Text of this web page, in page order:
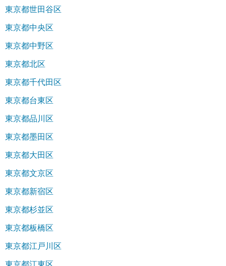
東京都世田谷区
東京都中央区
東京都中野区
東京都北区
東京都千代田区
東京都台東区
東京都品川区
東京都墨田区
東京都大田区
東京都文京区
東京都新宿区
東京都杉並区
東京都板橋区
東京都江戸川区
東京都江東区